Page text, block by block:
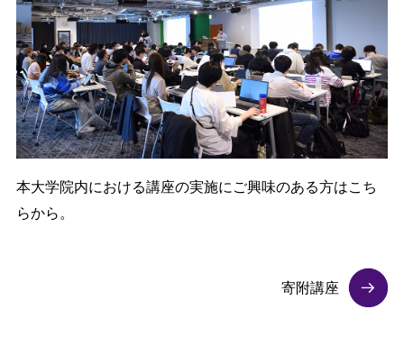
本大学院内における講座の実施にご興味のある方はこち
らから。
寄附講座